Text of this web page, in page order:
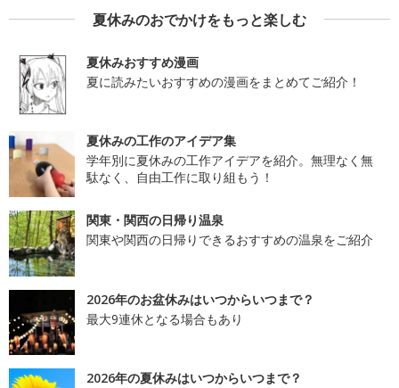
夏休みのおでかけをもっと楽しむ
夏休みおすすめ漫画
夏に読みたいおすすめの漫画をまとめてご紹介！
夏休みの工作のアイデア集
学年別に夏休みの工作アイデアを紹介。無理なく無
駄なく、自由工作に取り組もう！
関東・関西の日帰り温泉
関東や関西の日帰りできるおすすめの温泉をご紹介
2026年のお盆休みはいつからいつまで？
最大9連休となる場合もあり
2026年の夏休みはいつからいつまで？